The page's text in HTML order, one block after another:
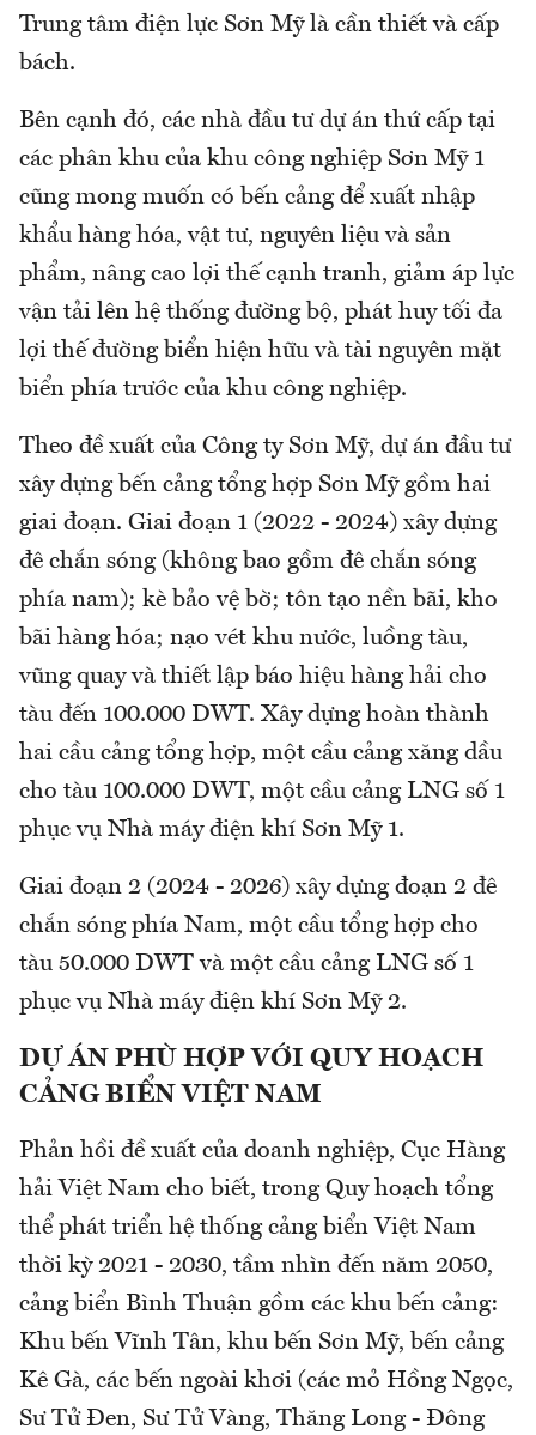
Trung tâm điện lực Sơn Mỹ là cần thiết và cấp
bách.
Bên cạnh đó, các nhà đầu tư dự án thứ cấp tại
các phân khu của khu công nghiệp Sơn Mỹ 1
cũng mong muốn có bến cảng để xuất nhập
khẩu hàng hóa, vật tư, nguyên liệu và sản
phẩm, nâng cao lợi thế cạnh tranh, giảm áp lực
vận tải lên hệ thống đường bộ, phát huy tối đa
lợi thế đường biển hiện hữu và tài nguyên mặt
biển phía trước của khu công nghiệp.
Theo đề xuất của Công ty Sơn Mỹ, dự án đầu tư
xây dựng bến cảng tổng hợp Sơn Mỹ gồm hai
giai đoạn. Giai đoạn 1 (2022 - 2024) xây dựng
đê chắn sóng (không bao gồm đê chắn sóng
phía nam); kè bảo vệ bờ; tôn tạo nền bãi, kho
bãi hàng hóa; nạo vét khu nước, luồng tàu,
vũng quay và thiết lập báo hiệu hàng hải cho
tàu đến 100.000 DWT. Xây dựng hoàn thành
hai cầu cảng tổng hợp, một cầu cảng xăng dầu
cho tàu 100.000 DWT, một cầu cảng LNG số 1
phục vụ Nhà máy điện khí Sơn Mỹ 1.
Giai đoạn 2 (2024 - 2026) xây dựng đoạn 2 đê
chắn sóng phía Nam, một cầu tổng hợp cho
tàu 50.000 DWT và một cầu cảng LNG số 1
phục vụ Nhà máy điện khí Sơn Mỹ 2.
DỰ ÁN PHÙ HỢP VỚI QUY HOẠCH
CẢNG BIỂN VIỆT NAM
Phản hồi đề xuất của doanh nghiệp, Cục Hàng
hải Việt Nam cho biết, trong Quy hoạch tổng
thể phát triển hệ thống cảng biển Việt Nam
thời kỳ 2021 - 2030, tầm nhìn đến năm 2050,
cảng biển Bình Thuận gồm các khu bến cảng:
Khu bến Vĩnh Tân, khu bến Sơn Mỹ, bến cảng
Kê Gà, các bến ngoài khơi (các mỏ Hồng Ngọc,
Sư Tử Đen, Sư Tử Vàng, Thăng Long - Đông